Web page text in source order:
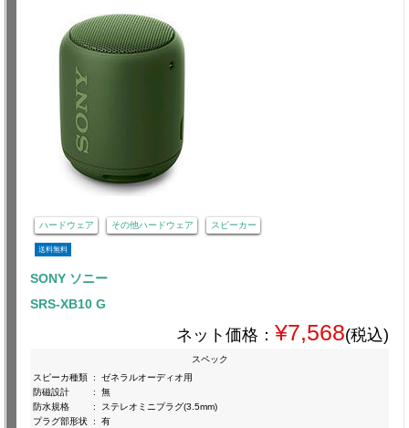
ハードウェア その他ハードウェア スピーカー
送料無料
SONY ソニー
SRS-XB10 G
ネット価格： ¥7,568(税込)
スペック
スピーカ種類 :
ゼネラルオーディオ用
防磁設計
:
無
防水規格
:
ステレオミニプラグ(3.5mm)
プラグ部形状 : 有